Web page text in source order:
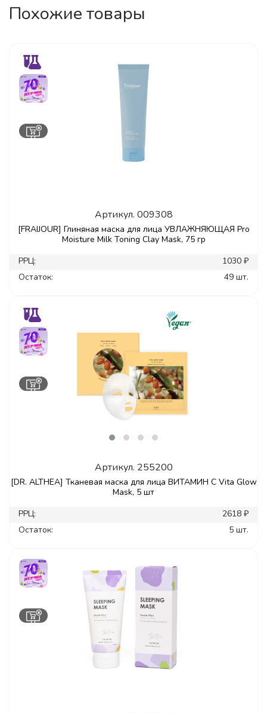
Похожие товары
Артикул. 009308
[FRAIJOUR] Глиняная маска для лица УВЛАЖНЯЮЩАЯ Pro
Moisture Milk Toning Clay Mask, 75 гр
РРЦ:
1030 ₽
Остаток:
49 шт.
Артикул. 255200
[DR. ALTHEA] Тканевая маска для лица ВИТАМИН С Vita Glow
Mask, 5 шт
РРЦ:
2618 ₽
Остаток:
5 шт.